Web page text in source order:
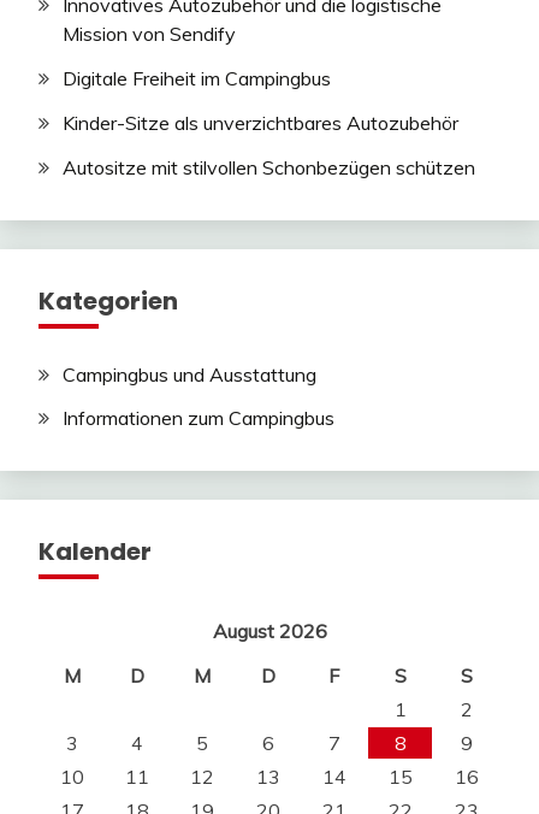
Innovatives Autozubehör und die logistische
Mission von Sendify
Digitale Freiheit im Campingbus
Kinder-Sitze als unverzichtbares Autozubehör
Autositze mit stilvollen Schonbezügen schützen
Kategorien
Campingbus und Ausstattung
Informationen zum Campingbus
Kalender
August 2026
M
D M D F S
S
1
2
3
4 5 6 7 8
9
10
11 12 13 14 15
16